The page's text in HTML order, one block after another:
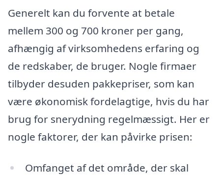
Generelt kan du forvente at betale
mellem 300 og 700 kroner per gang,
afhængig af virksomhedens erfaring og
de redskaber, de bruger. Nogle firmaer
tilbyder desuden pakkepriser, som kan
være økonomisk fordelagtige, hvis du har
brug for snerydning regelmæssigt. Her er
nogle faktorer, der kan påvirke prisen:
Omfanget af det område, der skal